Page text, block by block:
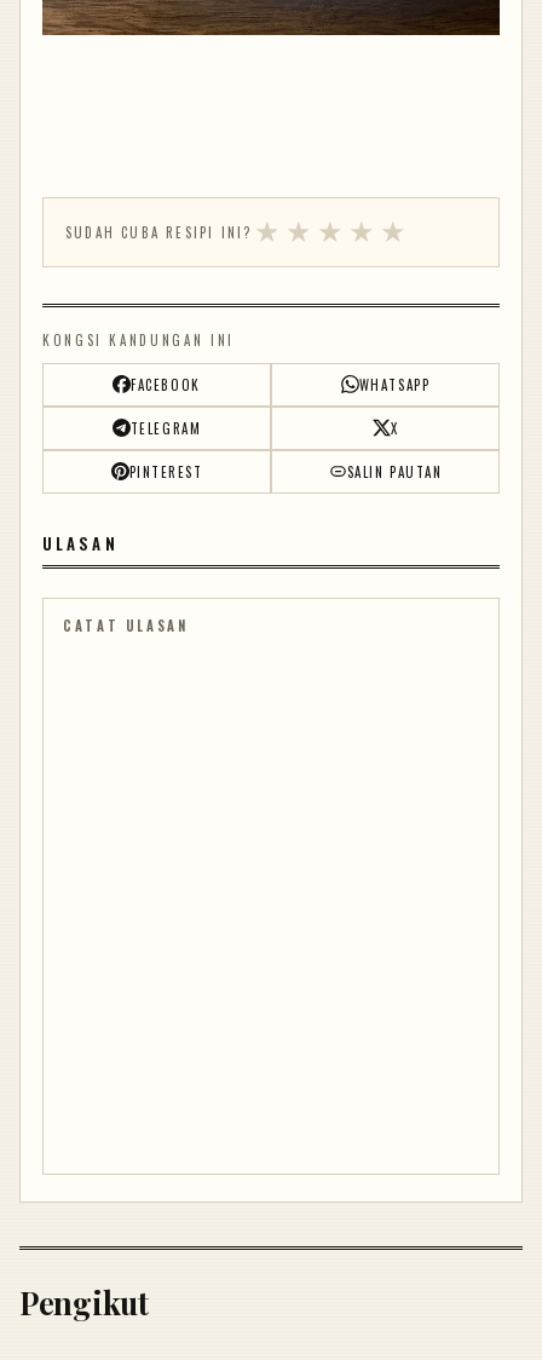
SUDAH CUBA RESIPI INI? ★ ★ ★ ★ ★
KONGSI KANDUNGAN INI
FACEBOOK WHATSAPP
TELEGRAM X
PINTEREST SALIN PAUTAN
ULASAN
CATAT ULASAN
Pengikut